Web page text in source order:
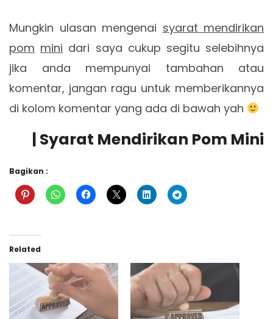
Mungkin ulasan mengenai syarat mendirikan
pom mini dari saya cukup segitu selebihnya
jika anda mempunyai tambahan atau
komentar, jangan ragu untuk memberikannya
di kolom komentar yang ada di bawah yah
| Syarat Mendirikan Pom Mini
Bagikan :
Related